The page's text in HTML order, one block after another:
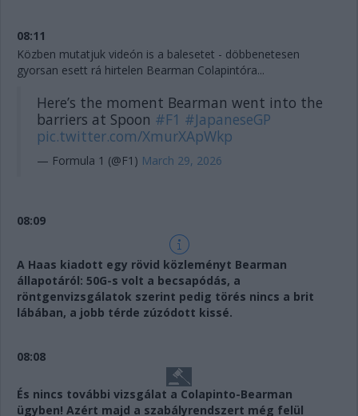
08:11
Közben mutatjuk videón is a balesetet - döbbenetesen
gyorsan esett rá hirtelen Bearman Colapintóra...
Here’s the moment Bearman went into the
barriers at Spoon #F1 #JapaneseGP
pic.twitter.com/XmurXApWkp
— Formula 1 (@F1) March 29, 2026
08:09
A Haas kiadott egy rövid közleményt Bearman
állapotáról: 50G-s volt a becsapódás, a
röntgenvizsgálatok szerint pedig törés nincs a brit
lábában, a jobb térde zúzódott kissé.
08:08
És nincs további vizsgálat a Colapinto-Bearman
ügyben! Azért majd a szabályrendszert még felül